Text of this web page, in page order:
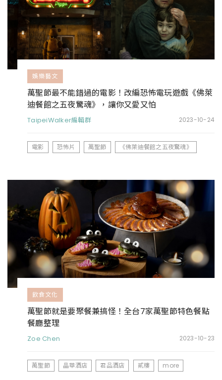
娛樂藝文
萬聖節最不能錯過的電影！改編恐怖電玩遊戲《佛萊
迪餐館之五夜驚魂》，讓你又愛又怕
TaipeiWalker編輯群 2023-10-24
電影 恐怖片 萬聖節 《佛萊迪餐館之五夜驚魂》
飲食文化
萬聖節就是要聚餐兼搞怪！全台7家萬聖節特色餐點
餐廳整理
Zoe Chen 2023-10-23
萬聖節 晶華酒店 君品酒店 貳樓 more